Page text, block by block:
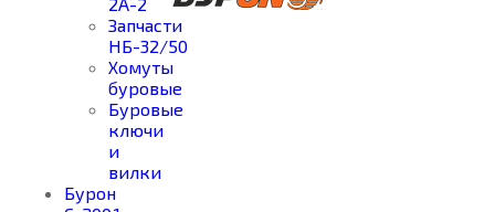
Запчасти
НБ-32/50
Хомуты
буровые
Буровые
ключи
и
вилки
Бурон